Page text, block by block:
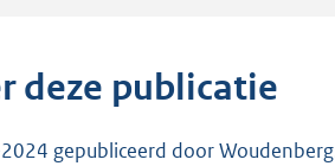
deze publicatie
gepubliceerd door